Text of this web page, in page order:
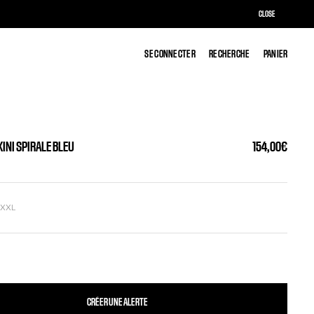
SE CONNECTER RECHERCHE PANIER
SE CONNECTER RECHERCHE PANIER
SPIRALE BLEU 154,00€
XXL
CRÉER UNE ALERTE
CLOSE